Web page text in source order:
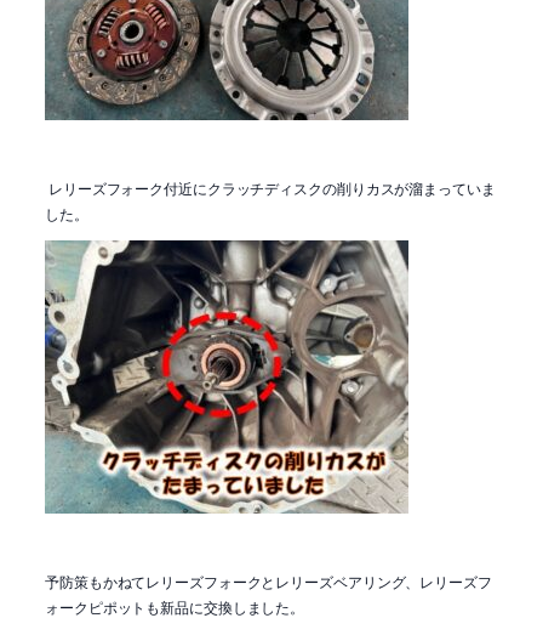
レリーズフォーク付近にクラッチディスクの削りカスが溜まっていま
した。
予防策もかねてレリーズフォークとレリーズベアリング、レリーズフ
ォークピポットも新品に交換しました。